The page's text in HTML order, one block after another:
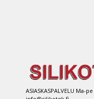
ASIASKASPALVELU Ma-